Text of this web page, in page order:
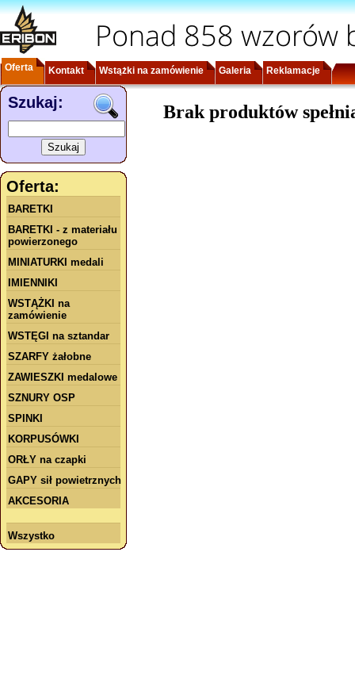
Ponad 858 wzorów
Oferta Kontakt Wstążki na zamówienie Galeria Reklamacje
Szukaj:
Oferta:
BARETKI
BARETKI - z materiału
powierzonego
MINIATURKI medali
IMIENNIKI
WSTĄŻKI na
zamówienie
WSTĘGI na sztandar
SZARFY żałobne
ZAWIESZKI medalowe
SZNURY OSP
SPINKI
KORPUSÓWKI
ORŁY na czapki
GAPY sił powietrznych
AKCESORIA
Wszystko
Brak produktów